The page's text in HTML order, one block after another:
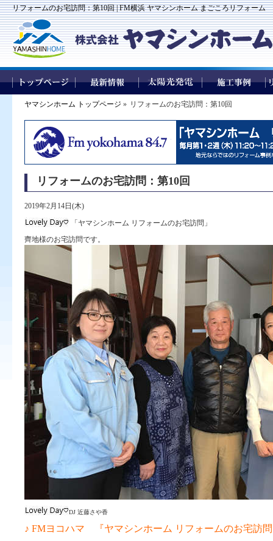
リフォームのお宅訪問：第10回 | FM横浜 ヤマシンホーム まごころリフォーム
ヤマシンホーム トップページ » リフォームのお宅訪問：第10回
リフォームのお宅訪問：第10回
2019年2月14日(木)
「ヤマシンホーム リフォームのお宅訪問」
齊地様のお宅訪問です。
DJ 近藤さや香
♪ FMヨコハマ 『ヤマシンホーム リフォームのお宅訪